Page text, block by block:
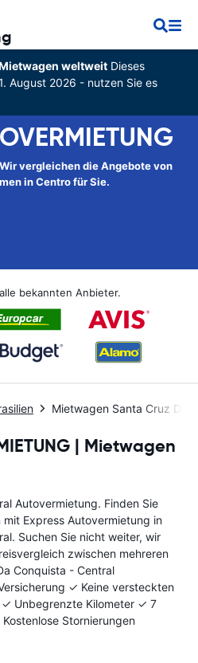
weltweitDieses
August 2026 - nutzen Sie es
vergleichen die Angebote von
in Centro für Sie.
bekannten Anbieter.
Mietwagen Santa Cruz Do
| Mietwagen
Autovermietung. Finden Sie
Express Autovermietung in
Suchen Sie nicht weiter, wir
zwischen mehreren
Conquista - Central
✓ Keine versteckten
Unbegrenzte Kilometer ✓ 7
Stornierungen